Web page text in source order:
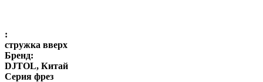
:
стружка вверх
Бренд:
DJTOL, Китай
Серия фрез